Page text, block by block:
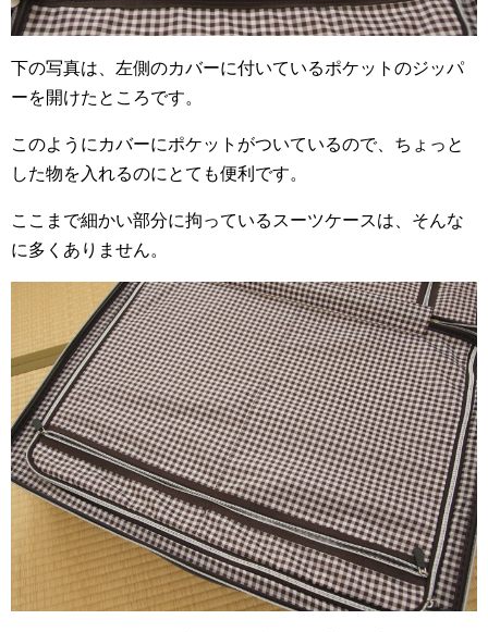
下の写真は、左側のカバーに付いているポケットのジッパ
ーを開けたところです。
このようにカバーにポケットがついているので、ちょっと
した物を入れるのにとても便利です。
ここまで細かい部分に拘っているスーツケースは、そんな
に多くありません。